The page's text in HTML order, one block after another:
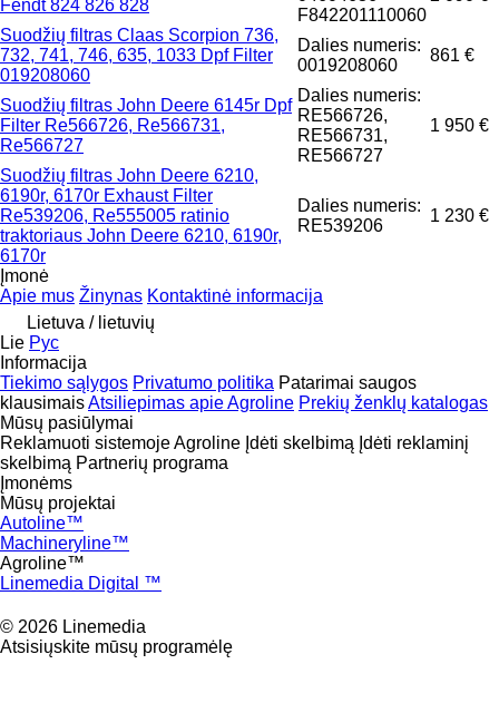
Fendt 824 826 828
F842201110060
Suodžių filtras Claas Scorpion 736,
732, 741, 746, 635, 1033 Dpf Filter
019208060
Dalies numeris:
0019208060
861 €
Suodžių filtras John Deere 6145r Dpf
Filter Re566726, Re566731,
Re566727
Dalies numeris:
RE566726,
RE566731,
RE566727
1 950 €
Suodžių filtras John Deere 6210,
6190r, 6170r Exhaust Filter
Re539206, Re555005 ratinio
traktoriaus John Deere 6210, 6190r,
6170r
Dalies numeris:
RE539206
1 230 €
Įmonė
Apie mus Žinynas Kontaktinė informacija
Lietuva / lietuvių
Lie Рус
Informacija
Tiekimo sąlygos Privatumo politika Patarimai saugos
klausimaisAtsiliepimas apie Agroline Prekių ženklų katalogas
Mūsų pasiūlymai
Reklamuoti sistemoje Agroline Įdėti skelbimą Įdėti reklaminį
skelbimą Partnerių programa
Įmonėms
Mūsų projektai
Autoline™
Machineryline™
Agroline™
Linemedia Digital ™
© 2026 Linemedia
Atsisiųskite mūsų programėlę